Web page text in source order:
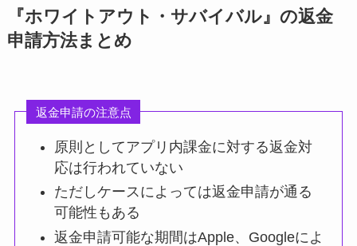
『ホワイトアウト・サバイバル』の返金
申請方法まとめ
返金申請の注意点
原則としてアプリ内課金に対する返金対
応は行われていない
ただしケースによっては返金申請が通る
可能性もある
返金申請可能な期間はApple、Googleによ